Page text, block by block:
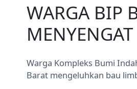
WARGA BIP
Warga Kompleks Bumi
Barat mengeluhkan bau